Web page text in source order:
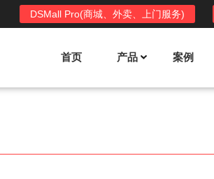
DSMall Pro(商城、外卖、上门服务)
首页 产品
DSShop功能列表
案例